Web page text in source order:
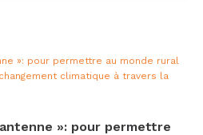
»: pour permettre au monde rural
climatique à travers la
»: pour permettre